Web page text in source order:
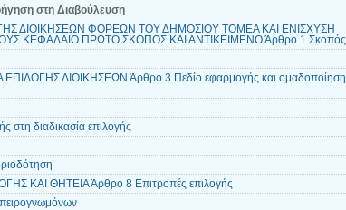
στη Διαβούλευση
ΔΙΟΙΚΗΣΕΩΝ ΦΟΡΕΩΝ ΤΟΥ ΔΗΜΟΣΙΟΥ ΤΟΜΕΑ ΚΑΙ ΕΝΙΣΧΥΣΗ
ΚΕΦΑΛΑΙΟ ΠΡΩΤΟ ΣΚΟΠΟΣ ΚΑΙ ΑΝΤΙΚΕΙΜΕΝΟ Άρθρο 1 Σκοπός
ΔΙΟΙΚΗΣΕΩΝ Άρθρο 3 Πεδίο εφαρμογής και ομαδοποίηση
στη διαδικασία επιλογής
ΚΑΙ ΘΗΤΕΙΑ Άρθρο 8 Επιτροπές επιλογής